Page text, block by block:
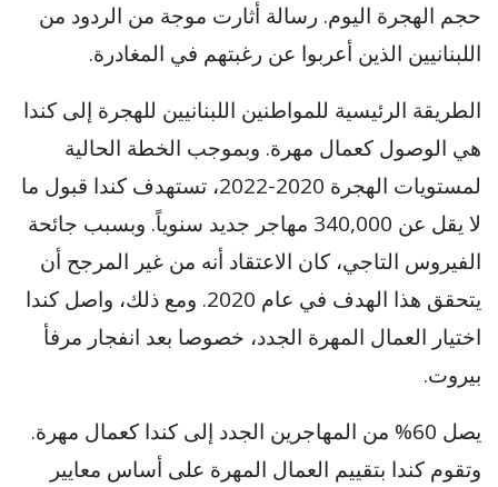
حجم الهجرة اليوم. رسالة أثارت موجة من الردود من
اللبنانيين الذين أعربوا عن رغبتهم في المغادرة.
الطريقة الرئيسية للمواطنين اللبنانيين للهجرة إلى كندا
هي الوصول كعمال مهرة. وبموجب الخطة الحالية
لمستويات الهجرة 2020-2022، تستهدف كندا قبول ما
لا يقل عن 340,000 مهاجر جديد سنوياً. وبسبب جائحة
الفيروس التاجي، كان الاعتقاد أنه من غير المرجح أن
يتحقق هذا الهدف في عام 2020. ومع ذلك، واصل كندا
اختيار العمال المهرة الجدد، خصوصا بعد انفجار مرفأ
بيروت.
يصل 60% من المهاجرين الجدد إلى كندا كعمال مهرة.
وتقوم كندا بتقييم العمال المهرة على أساس معايير